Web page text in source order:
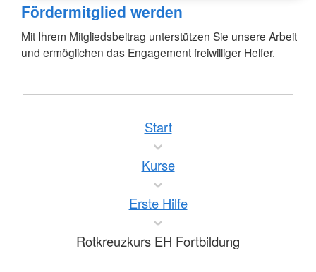
Fördermitglied werden
Mit Ihrem Mitgliedsbeitrag unterstützen Sie unsere Arbeit
und ermöglichen das Engagement freiwilliger Helfer.
Start
Kurse
Erste Hilfe
Rotkreuzkurs EH Fortbildung